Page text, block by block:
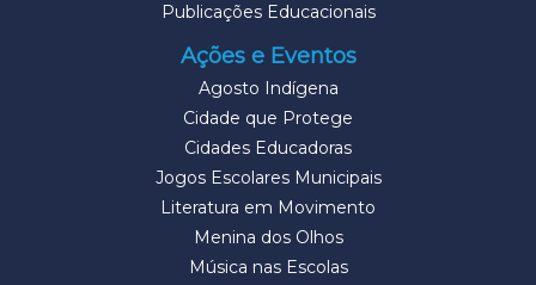
Publicações Educacionais
Ações e Eventos
Agosto Indígena
Cidade que Protege
Cidades Educadoras
Jogos Escolares Municipais
Literatura em Movimento
Menina dos Olhos
Música nas Escolas